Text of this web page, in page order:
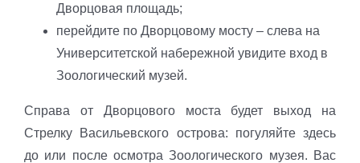
Дворцовая площадь;
перейдите по Дворцовому мосту – слева на
Университетской набережной увидите вход в
Зоологический музей.
Справа от Дворцового моста будет выход на
Стрелку Васильевского острова: погуляйте здесь
до или после осмотра Зоологического музея. Вас